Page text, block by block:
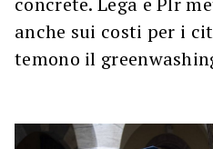
anche sui costi per i
temono il